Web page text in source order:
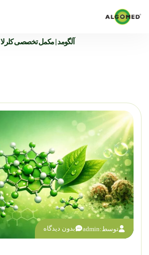
آلگومد | مکمل تخصصی کلرلا
توسط:admin بدون دیدگاه